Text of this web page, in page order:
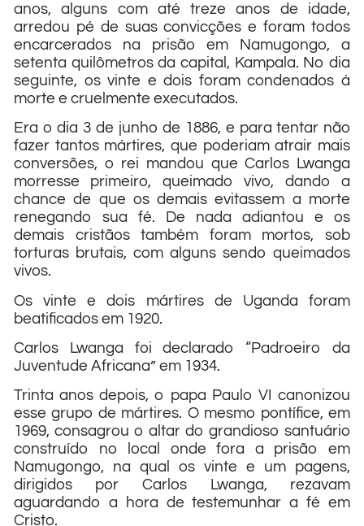
anos, alguns com até treze anos de idade,
arredou pé de suas convicções e foram todos
encarcerados na prisão em Namugongo, a
setenta quilômetros da capital, Kampala. No dia
seguinte, os vinte e dois foram condenados à
morte e cruelmente executados.
Era o dia 3 de junho de 1886, e para tentar não
fazer tantos mártires, que poderiam atrair mais
conversões, o rei mandou que Carlos Lwanga
morresse primeiro, queimado vivo, dando a
chance de que os demais evitassem a morte
renegando sua fé. De nada adiantou e os
demais cristãos também foram mortos, sob
torturas brutais, com alguns sendo queimados
vivos.
Os vinte e dois mártires de Uganda foram
beatificados em 1920.
Carlos Lwanga foi declarado “Padroeiro da
Juventude Africana” em 1934.
Trinta anos depois, o papa Paulo VI canonizou
esse grupo de mártires. O mesmo pontífice, em
1969, consagrou o altar do grandioso santuário
construído no local onde fora a prisão em
Namugongo, na qual os vinte e um pagens,
dirigidos por Carlos Lwanga, rezavam
aguardando a hora de testemunhar a fé em
Cristo.